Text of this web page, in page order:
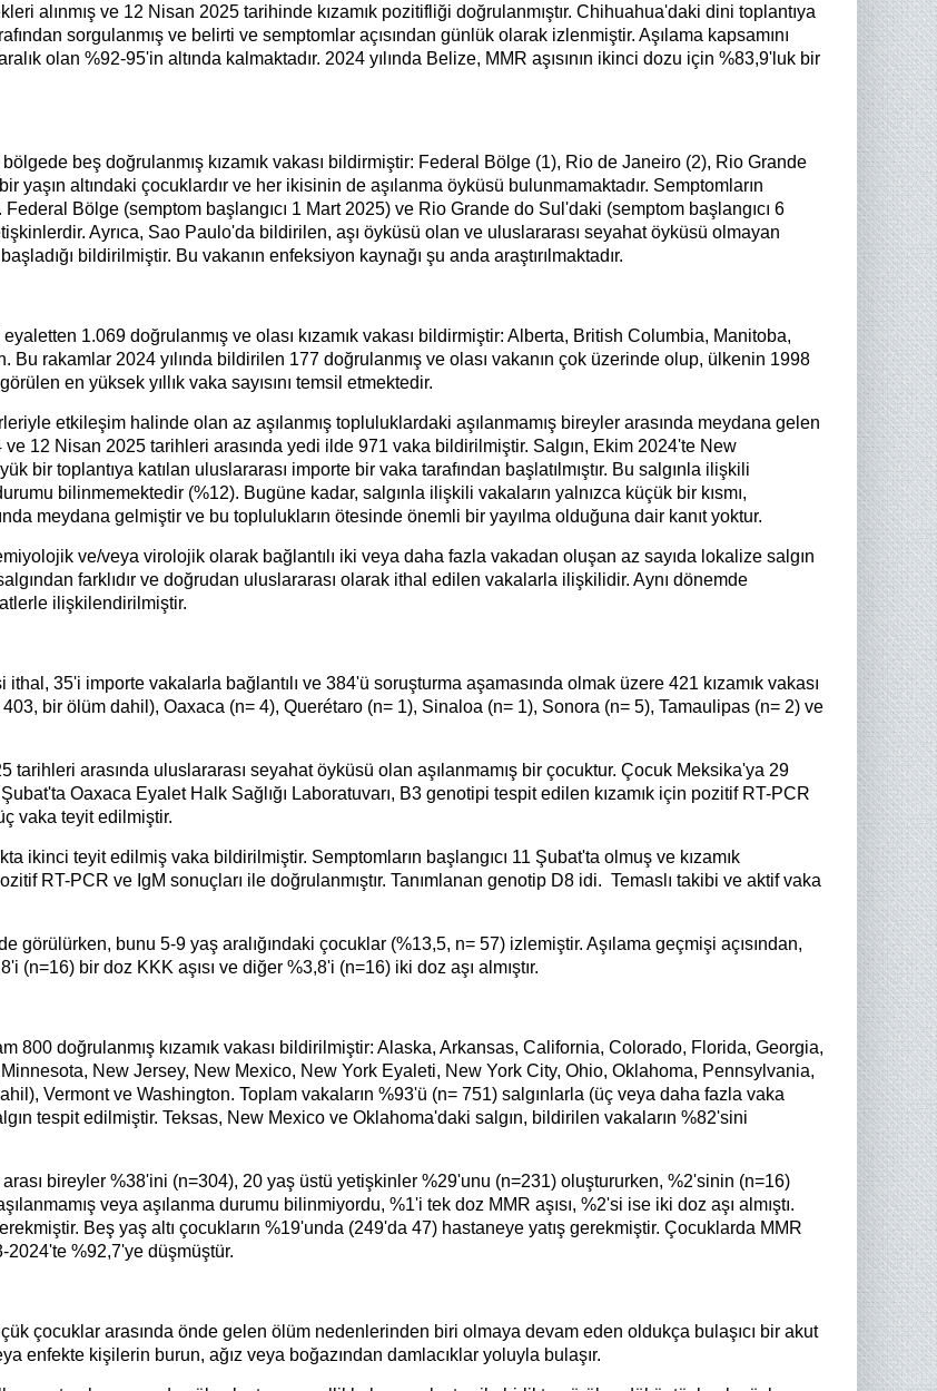
alınmış ve 12 Nisan 2025 tarihinde kızamık pozitifliği doğrulanmıştır. Chihuahua'daki dini toplantıya
sorgulanmış ve belirti ve semptomlar açısından günlük olarak izlenmiştir. Aşılama kapsamını
olan %92-95'in altında kalmaktadır. 2024 yılında Belize, MMR aşısının ikinci dozu için %83,9'luk bir
beş doğrulanmış kızamık vakası bildirmiştir: Federal Bölge (1), Rio de Janeiro (2), Rio Grande
altındaki çocuklardır ve her ikisinin de aşılanma öyküsü bulunmamaktadır. Semptomların
Bölge (semptom başlangıcı 1 Mart 2025) ve Rio Grande do Sul'daki (semptom başlangıcı 6
Ayrıca, Sao Paulo'da bildirilen, aşı öyküsü olan ve uluslararası seyahat öyküsü olmayan
bildirilmiştir. Bu vakanın enfeksiyon kaynağı şu anda araştırılmaktadır.
1.069 doğrulanmış ve olası kızamık vakası bildirmiştir: Alberta, British Columbia, Manitoba,
rakamlar 2024 yılında bildirilen 177 doğrulanmış ve olası vakanın çok üzerinde olup, ülkenin 1998
en yüksek yıllık vaka sayısını temsil etmektedir.
etkileşim halinde olan az aşılanmış topluluklardaki aşılanmamış bireyler arasında meydana gelen
ve 12 Nisan 2025 tarihleri arasında yedi ilde 971 vaka bildirilmiştir. Salgın, Ekim 2024'te New
bir toplantıya katılan uluslararası importe bir vaka tarafından başlatılmıştır. Bu salgınla ilişkili
bilinmemektedir (%12). Bugüne kadar, salgınla ilişkili vakaların yalnızca küçük bir kısmı,
meydana gelmiştir ve bu toplulukların ötesinde önemli bir yayılma olduğuna dair kanıt yoktur.
ve/veya virolojik olarak bağlantılı iki veya daha fazla vakadan oluşan az sayıda lokalize salgın
farklıdır ve doğrudan uluslararası olarak ithal edilen vakalarla ilişkilidir. Aynı dönemde
ilişkilendirilmiştir.
35'i importe vakalarla bağlantılı ve 384'ü soruşturma aşamasında olmak üzere 421 kızamık vakası
bir ölüm dahil), Oaxaca (n= 4), Querétaro (n= 1), Sinaloa (n= 1), Sonora (n= 5), Tamaulipas (n= 2) ve
arasında uluslararası seyahat öyküsü olan aşılanmamış bir çocuktur. Çocuk Meksika'ya 29
Oaxaca Eyalet Halk Sağlığı Laboratuvarı, B3 genotipi tespit edilen kızamık için pozitif RT-PCR
vaka teyit edilmiştir.
ikinci teyit edilmiş vaka bildirilmiştir. Semptomların başlangıcı 11 Şubat'ta olmuş ve kızamık
RT-PCR ve IgM sonuçları ile doğrulanmıştır. Tanımlanan genotip D8 idi. Temaslı takibi ve aktif vaka
görülürken, bunu 5-9 yaş aralığındaki çocuklar (%13,5, n= 57) izlemiştir. Aşılama geçmişi açısından,
bir doz KKK aşısı ve diğer %3,8'i (n=16) iki doz aşı almıştır.
800 doğrulanmış kızamık vakası bildirilmiştir: Alaska, Arkansas, California, Colorado, Florida, Georgia,
New Jersey, New Mexico, New York Eyaleti, New York City, Ohio, Oklahoma, Pennsylvania,
Vermont ve Washington. Toplam vakaların %93'ü (n= 751) salgınlarla (üç veya daha fazla vaka
tespit edilmiştir. Teksas, New Mexico ve Oklahoma'daki salgın, bildirilen vakaların %82'sini
bireyler %38'ini (n=304), 20 yaş üstü yetişkinler %29'unu (n=231) oluştururken, %2'sinin (n=16)
veya aşılanma durumu bilinmiyordu, %1'i tek doz MMR aşısı, %2'si ise iki doz aşı almıştı.
Beş yaş altı çocukların %19'unda (249'da 47) hastaneye yatış gerekmiştir. Çocuklarda MMR
2024'te %92,7'ye düşmüştür.
çocuklar arasında önde gelen ölüm nedenlerinden biri olmaya devam eden oldukça bulaşıcı bir akut
enfekte kişilerin burun, ağız veya boğazından damlacıklar yoluyla bulaşır.